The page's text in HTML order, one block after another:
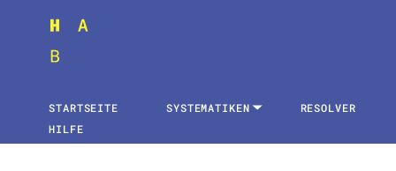
STARTSEITE SYSTEMATIKEN
RESOLVER
HILFE